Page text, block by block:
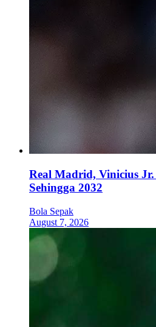
Real Madrid, Vinicius
Sehingga 2032
Bola Sepak
August 7, 2026